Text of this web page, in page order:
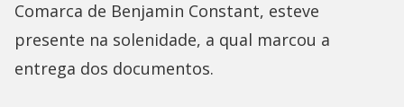
Comarca de Benjamin Constant, esteve
presente na solenidade, a qual marcou a
entrega dos documentos.